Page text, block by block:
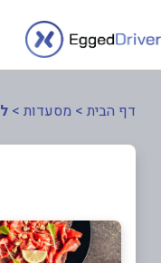
דף הבית > מסעדות >